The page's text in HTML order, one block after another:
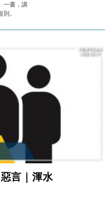
手 斥4億美元押注未上市公
萬元 斥21億翻新香港及
球場活動前 男子攜槍彈被捕
51 企業擴張放慢兼縮減人
美元 支援Anthropic租用
關稅範圍 14類產品或加徵
會員制度 增鉑金卡級別鎖
一書，講
。
言｜渾水